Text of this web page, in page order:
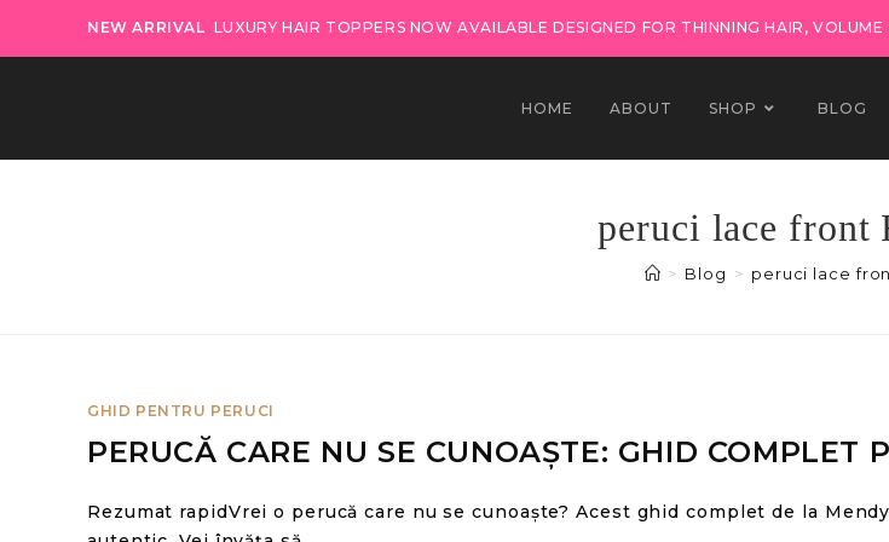
NEW ARRIVAL LUXURY HAIR TOPPERS NOW AVAILABLE DESIGNED FOR THINNING HAIR,
HOME ABOUT SHOP BLOG
peruci lace front
> Blog > peruci lace
GHID PENTRU PERUCI
PERUCĂ CARE NU SE CUNOAȘTE: GHID
Rezumat rapidVrei o perucă care nu se cunoaște? Acest ghid complet de la